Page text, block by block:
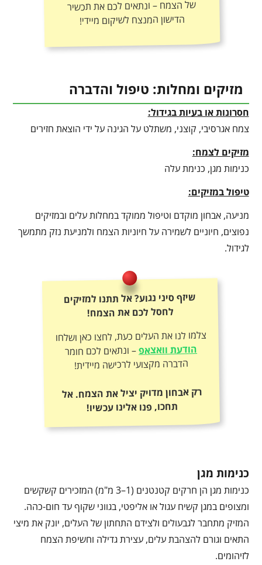
הדישון המנצח לשיקום מיידי!
מזיקים ומחלות: טיפול והדברה
חסרונות או בעיות בגידול:
צמח אגרסיבי, קוצני, משתלט על הגינה על ידי הוצאת חזירים
מזיקים לצמח:
כנימות מגן, כנימת עלה
טיפול במזיקים:
מניעה, אבחון מוקדם וטיפול ממוקד במחלות עלים ובמזיקים
נפוצים, חיוניים לשמירה על חיוניות הצמח ולמניעת נזק מתמשך
לגידול.
שיזף סיני נגוע? אל תתנו למזיקים
לחסל לכם את הצמח!
צלמו לנו את העלים כעת, לחצו כאן ושלחו
הודעת וואצאפ– ונתאים לכם חומר
הדברה מקצועי לרכישה מיידית!
רק אבחון מדויק יציל את הצמח. אל
תחכו, פנו אלינו עכשיו!
כנימות מגן
כנימות מגן הן חרקים קטנטנים (1–3 מ"מ) המזכירים קשקשים
ומצופים במגן קשיח עגול או אליפטי, בגווני שקוף עד חום-כהה.
המזיק מתחבר לגבעולים ולצידם התחתון של העלים, יונק את מיצי
התאים וגורם להצהבת עלים, עצירת גדילה וחשיפת הצמח
לזיהומים.